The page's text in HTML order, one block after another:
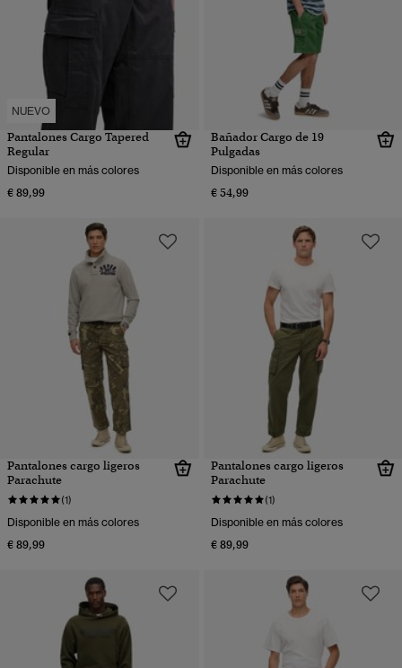
NUEVO
Pantalones Cargo Tapered
Regular
Disponible en más colores
€ 89,99
Bañador Cargo de 19
Pulgadas
Disponible en más colores
€ 54,99
Pantalones cargo ligeros
Parachute
(1)
Disponible en más colores
€ 89,99
Pantalones cargo ligeros
Parachute
(1)
Disponible en más colores
€ 89,99